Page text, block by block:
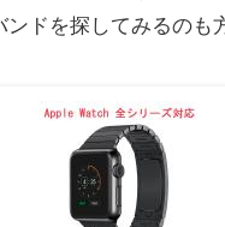
ドを探してみるのも